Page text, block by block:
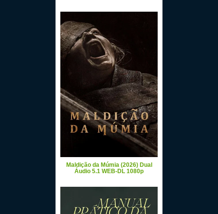
Maldição da Múmia (2026) Dual
Áudio 5.1 WEB-DL 1080p